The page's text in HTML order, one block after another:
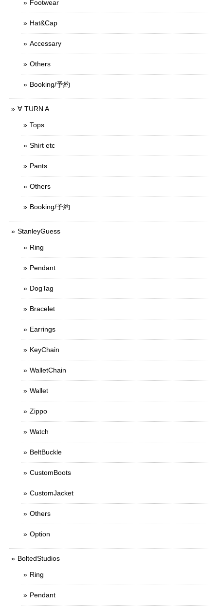
Footwear
Hat&Cap
Accessary
Others
Booking/予約
∀ TURN A
Tops
Shirt etc
Pants
Others
Booking/予約
StanleyGuess
Ring
Pendant
DogTag
Bracelet
Earrings
KeyChain
WalletChain
Wallet
Zippo
Watch
BeltBuckle
CustomBoots
CustomJacket
Others
Option
BoltedStudios
Ring
Pendant